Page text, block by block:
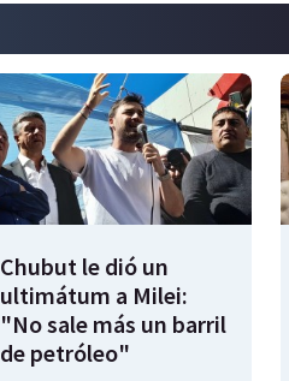
Chubut le dió un
ultimátum a Milei:
"No sale más un barril
de petróleo"